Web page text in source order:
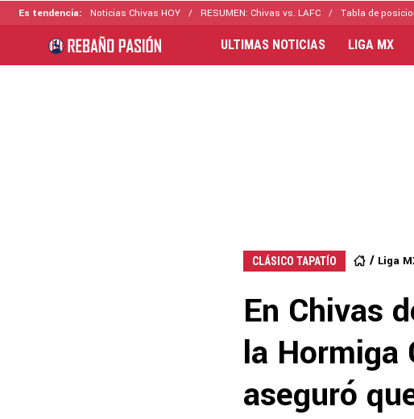
Es tendencia: Noticias Chivas HOY RESUMEN: Chivas vs. LAFC Tabla de
ULTIMAS NOTICIAS LIGA MX
CLÁSICO TAPATÍO Liga
En Chivas
la Hormiga
aseguró